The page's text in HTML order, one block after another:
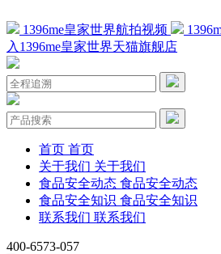
1396me皇家世界航拍视频
入1396me皇家世界天猫旗舰店
首页 首页
关于我们 关于我们
食品安全动态 食品安全动态
食品安全知识 食品安全知识
联系我们 联系我们
400-6573-057